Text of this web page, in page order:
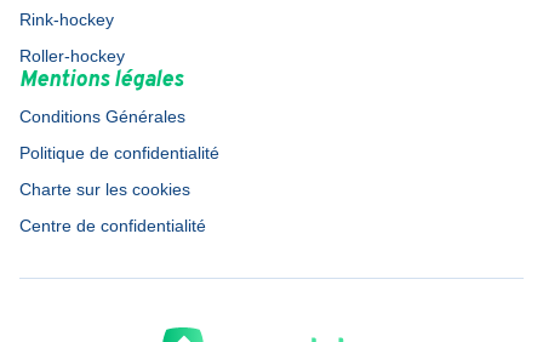
Rink-hockey
Roller-hockey
Mentions légales
Conditions Générales
Politique de confidentialité
Charte sur les cookies
Centre de confidentialité